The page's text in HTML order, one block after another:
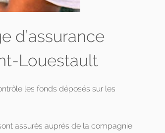
d’assurance
Louestault
les fonds déposés sur les
assurés auprès de la compagnie